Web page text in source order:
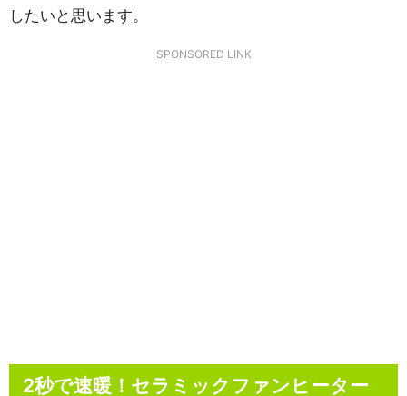
したいと思います。
SPONSORED LINK
2秒で速暖！セラミックファンヒーター